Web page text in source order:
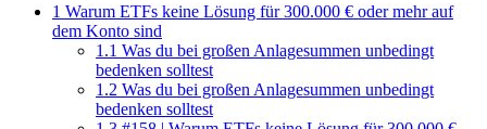
1 Warum ETFs keine Lösung für 300.000 € oder mehr auf
dem Konto sind
1.1 Was du bei großen Anlagesummen unbedingt
bedenken solltest
1.2 Was du bei großen Anlagesummen unbedingt
bedenken solltest